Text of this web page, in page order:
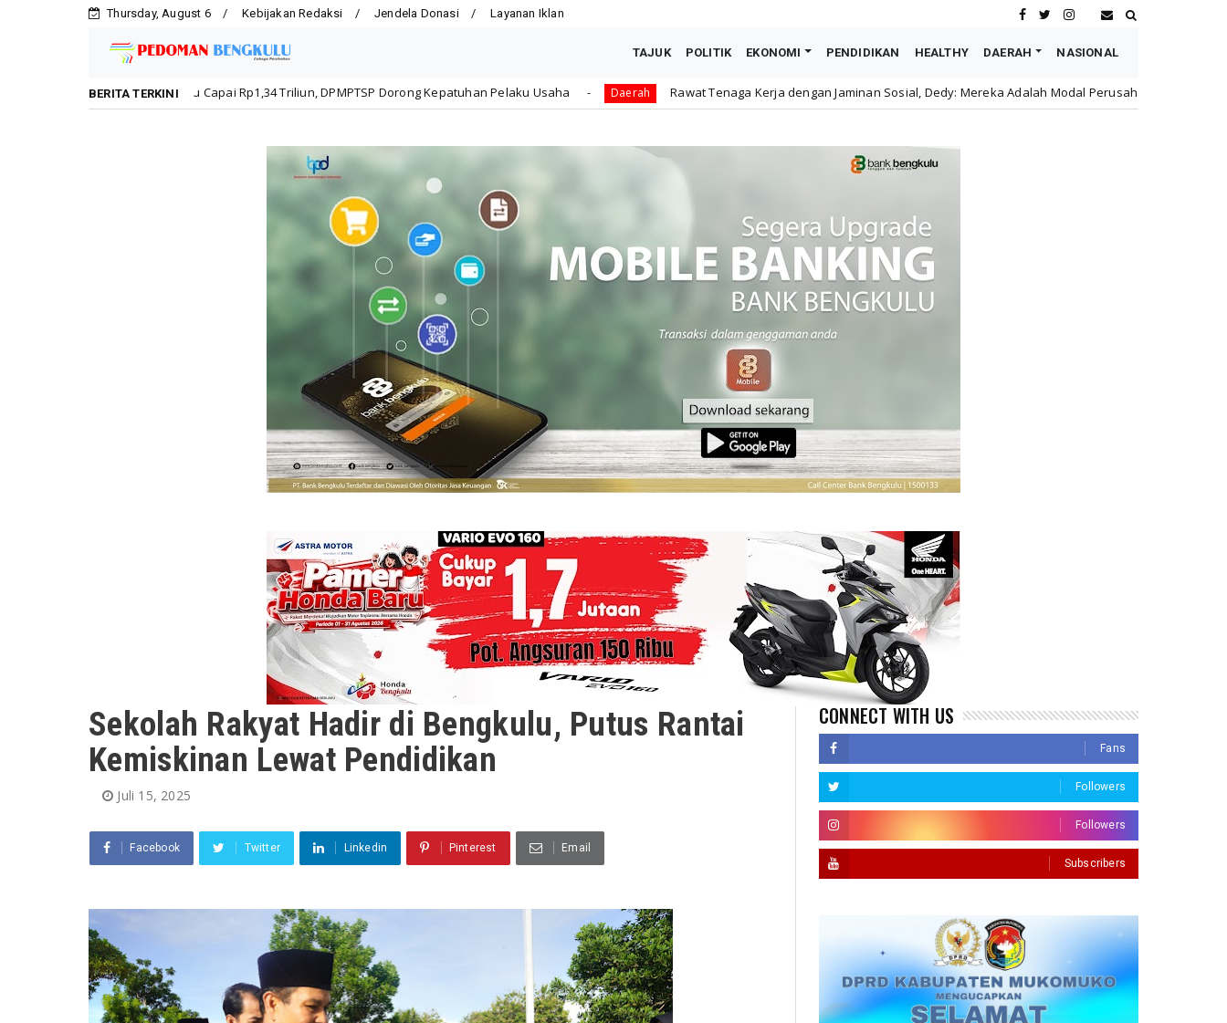
Thursday, August 6 Kebijakan Redaksi Jendela Donasi Layanan Iklan
TAJUK POLITIK EKONOMI PENDIDIKAN HEALTHY DAERAH NASIONAL
BERITA TERKINI
Capai Rp1,34 Triliun, DPMPTSP Dorong Kepatuhan Pelaku Usaha Daerah Rawat Tenaga Kerja dengan Jaminan Sosial, Dedy: Mereka Adalah Modal Perusahaan honda Astra Motor Buka
Sekolah Rakyat Hadir di Bengkulu, Putus Rantai
Kemiskinan Lewat Pendidikan
Juli 15, 2025
Facebook Twitter Linkedin Pinterest Email
CONNECT WITH US
Fans
Followers
Followers
Subscribers